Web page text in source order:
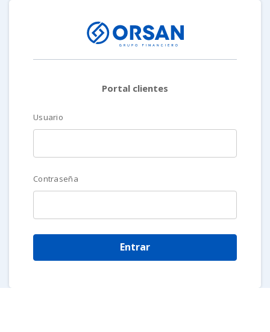
Portal clientes
Usuario
Contraseña
Entrar